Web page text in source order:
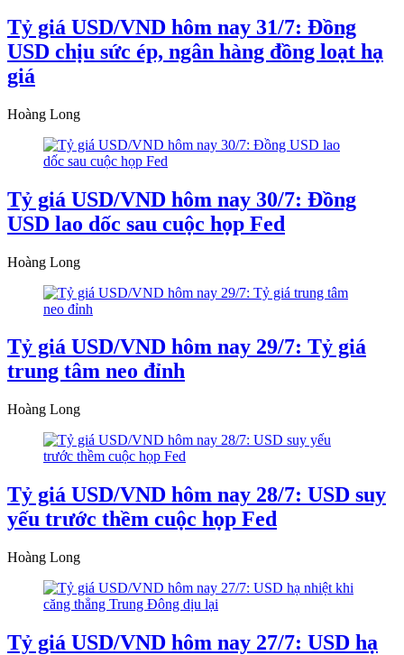
Tỷ giá USD/VND hôm nay 31/7: Đồng
USD chịu sức ép, ngân hàng đồng loạt hạ
giá
Hoàng Long
Tỷ giá USD/VND hôm nay 30/7: Đồng
USD lao dốc sau cuộc họp Fed
Hoàng Long
Tỷ giá USD/VND hôm nay 29/7: Tỷ giá
trung tâm neo đỉnh
Hoàng Long
Tỷ giá USD/VND hôm nay 28/7: USD suy
yếu trước thềm cuộc họp Fed
Hoàng Long
Tỷ giá USD/VND hôm nay 27/7: USD hạ